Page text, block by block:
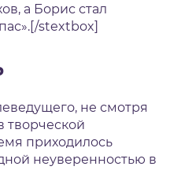
а Борис стал
stextbox]
не смотря
творческой
приходилось
неуверенностью в